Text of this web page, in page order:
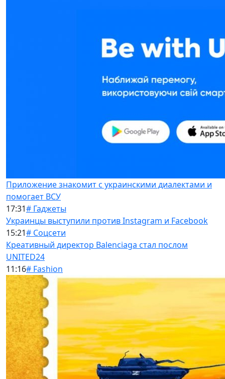
Приложение знакомит с украинскими диалектами и
помогает ВСУ
17:31# Гаджеты
Украинцы выступили против Instagram и Facebook
15:21# Соцсети
Креативный директор Balenciaga стал послом
UNITED24
11:16# Fashion